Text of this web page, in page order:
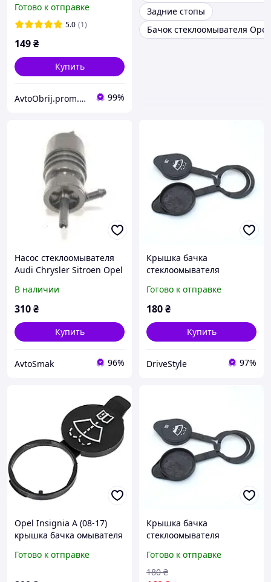
CHEVROLET Cruze/Malibu
13227300
Готово к отправке
5.0 (1)
149₴
Купить
AvtoObrij.prom.ua 99%
Задние стопы
Бачок стеклоомывателя
Насос стеклоомывателя
Audi Chrysler Sitroen Opel
5022 RK2 1H5955651
В наличии
310₴
Купить
AvtoSmak 96%
Крышка бачка
стеклоомывателя
моделей Chevrolet, Buick,
Cadillac, Saab OEM:
Готово к отправке
180₴
Купить
DriveStyle 97%
Opel Insignia A (08-17)
крышка бачка омывателя
Инсигниа А
Готово к отправке
Крышка бачка
стеклоомывателя
моделей Chevrolet, Buick,
Cadillac, Saab OEM:
Готово к отправке
180 ₴